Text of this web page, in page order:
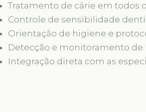
Tratamento de cárie em todos
Controle de sensibilidade
Orientação de higiene e
Detecção e monitoramento de
Integração direta com as